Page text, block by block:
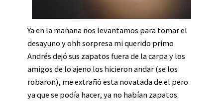
Ya en la mañana nos levantamos para tomar el
desayuno y ohh sorpresa mi querido primo
Andrés dejó sus zapatos fuera de la carpa y los
amigos de lo ajeno los hicieron andar (se los
robaron), me extrañó esta novatada de el pero
ya que se podía hacer, ya no habían zapatos.